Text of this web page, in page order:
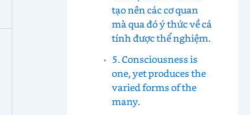
tạo nên các cơ quan
mà qua đó ý thức về cá
tính được thể nghiệm.
5. Consciousness is
one, yet produces the
varied forms of the
many.